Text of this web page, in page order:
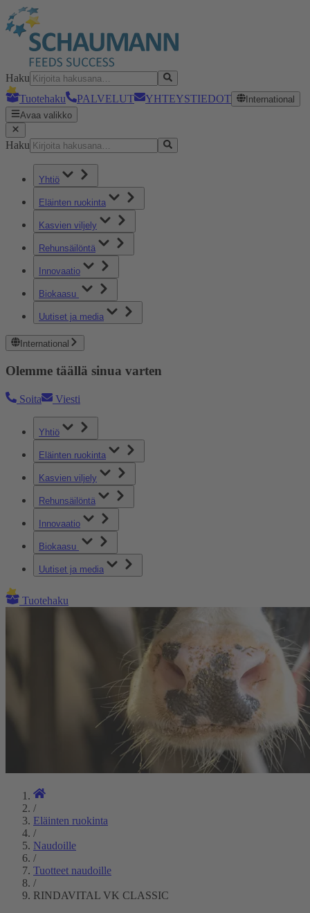
Haku
Tuotehaku
PALVELUT YHTEYSTIEDOT
International
Avaa valikko
Haku
Yhtiö
Eläinten ruokinta
Kasvien viljely
Rehunsäilöntä
Innovaatio
Biokaasu
Uutiset ja media
International
Olemme täällä sinua varten
Soita Viesti
Yhtiö
Eläinten ruokinta
Kasvien viljely
Rehunsäilöntä
Innovaatio
Biokaasu
Uutiset ja media
Tuotehaku
/
Eläinten ruokinta
/
Naudoille
/
Tuotteet naudoille
/
RINDAVITAL VK CLASSIC